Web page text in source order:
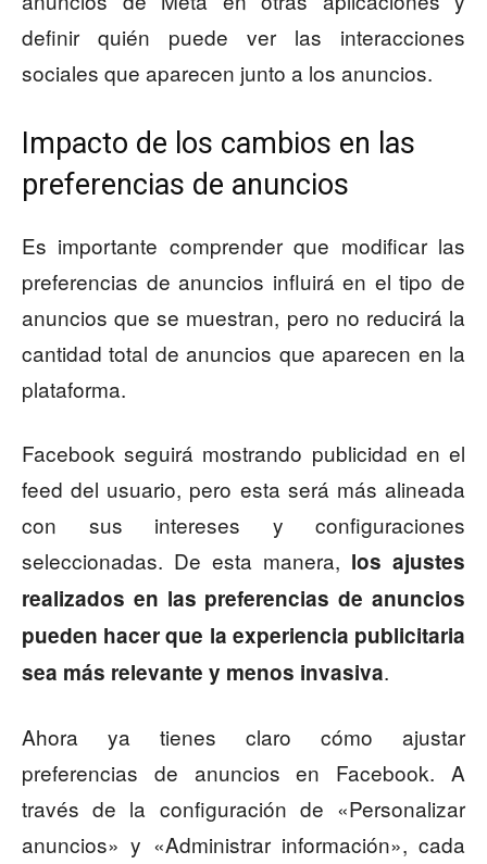
definir quién puede ver las interacciones
sociales que aparecen junto a los anuncios.
Impacto de los cambios en las
preferencias de anuncios
Es importante comprender que modificar las
preferencias de anuncios influirá en el tipo de
anuncios que se muestran, pero no reducirá la
cantidad total de anuncios que aparecen en la
plataforma.
Facebook seguirá mostrando publicidad en el
feed del usuario, pero esta será más alineada
con sus intereses y configuraciones
seleccionadas. De esta manera, los ajustes
realizados en las preferencias de anuncios
pueden hacer que la experiencia publicitaria
sea más relevante y menos invasiva.
Ahora ya tienes claro cómo ajustar
preferencias de anuncios en Facebook. A
través de la configuración de «Personalizar
anuncios» y «Administrar información», cada